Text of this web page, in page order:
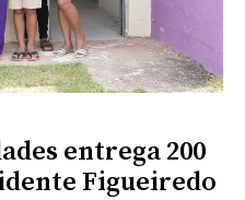
entrega 200
Figueiredo